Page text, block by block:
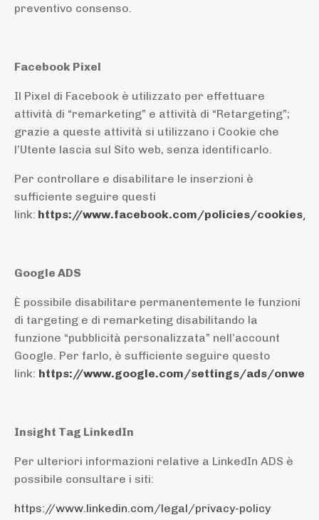
preventivo consenso.
Facebook Pixel
Il Pixel di Facebook è utilizzato per effettuare
attività di “remarketing” e attività di “Retargeting”;
grazie a queste attività si utilizzano i Cookie che
l’Utente lascia sul Sito web, senza identificarlo.
Per controllare e disabilitare le inserzioni è
sufficiente seguire questi
link: https://www.facebook.com/policies/cookies/
Google ADS
È possibile disabilitare permanentemente le funzioni
di targeting e di remarketing disabilitando la
funzione “pubblicità personalizzata” nell’account
Google. Per farlo, è sufficiente seguire questo
link: https://www.google.com/settings/ads/onweb/
Insight Tag LinkedIn
Per ulteriori informazioni relative a LinkedIn ADS è
possibile consultare i siti:
https://www.linkedin.com/legal/privacy-policy